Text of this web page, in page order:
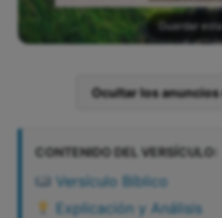
Guardar
Ocultar los anuncios
CONTENIDO DEL VERSÍCULO:
Versículo Bíblico
Explicación y Análisis